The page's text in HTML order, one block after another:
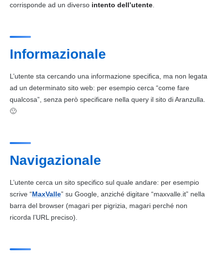
corrisponde ad un diverso intento dell’utente
Informazionale
L’utente sta cercando una informazione specifica, ma non legata
ad un determinato sito web: per esempio cerca “come fare
qualcosa”, senza però specificare nella query il sito di Aranzulla.
🙂
Navigazionale
L’utente cerca un sito specifico sul quale andare: per esempio
scrive “MaxValle” su Google , anziché digitare “maxvalle.it” nella
barra del browser (magari per pigrizia, magari perché non
ricorda l’URL preciso).